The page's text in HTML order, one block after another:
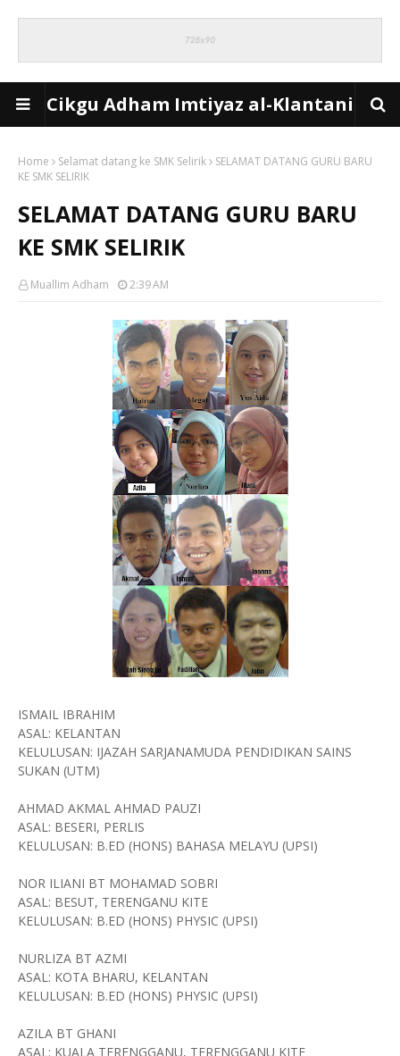
Cikgu Adham Imtiyaz al-Klantani
Home Selamat datang ke SMK Selirik
SELAMAT DATANG GURU BARU
KE SMK SELIRIK
SELAMAT DATANG GURU BARU
KE SMK SELIRIK
Muallim Adham 2:39 AM
ISMAIL IBRAHIM
ASAL: KELANTAN
KELULUSAN: IJAZAH SARJANAMUDA PENDIDIKAN SAINS
SUKAN (UTM)
AHMAD AKMAL AHMAD PAUZI
ASAL: BESERI, PERLIS
KELULUSAN: B.ED (HONS) BAHASA MELAYU (UPSI)
NOR ILIANI BT MOHAMAD SOBRI
ASAL: BESUT, TERENGANU KITE
KELULUSAN: B.ED (HONS) PHYSIC (UPSI)
NURLIZA BT AZMI
ASAL: KOTA BHARU, KELANTAN
KELULUSAN: B.ED (HONS) PHYSIC (UPSI)
AZILA BT GHANI
ASAL: KUALA TERENGGANU, TERENGGANU KITE